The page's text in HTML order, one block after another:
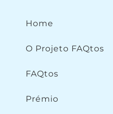
Home
O Projeto FAQtos
FAQtos
Prémio